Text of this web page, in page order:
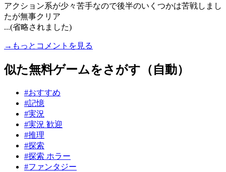
アクション系が少々苦手なので後半のいくつかは苦戦しまし
たが無事クリア
...(省略されました)
→もっとコメントを見る
似た無料ゲームをさがす（自動）
#おすすめ
#記憶
#実況
#実況 歓迎
#推理
#探索
#探索 ホラー
#ファンタジー